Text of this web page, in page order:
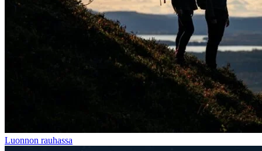
Luonnon rauhassa